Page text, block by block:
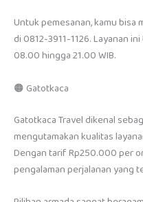
Untuk pemesanan, kamu bisa
di 0812-3911-1126. Layanan
08.00 hingga 21.00 WIB.
🟠 Gatotkaca
Gatotkaca Travel dikenal
mengutamakan kualitas
Dengan tarif Rp250.000 per
pengalaman perjalanan yang